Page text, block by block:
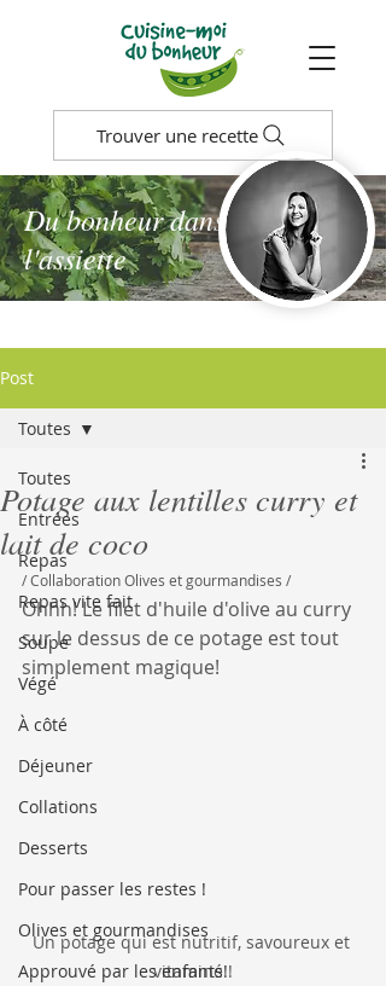
Trouver une recette
Du bonheur dans
l'assiette
Post
Toutes
Entrées
Repas
Repas vite fait
Soupe
Végé
À côté
Déjeuner
Collations
Desserts
Pour passer les restes !
Olives et gourmandises
Approuvé par les enfants!
Toutes
Potage aux lentilles curry et
lait de coco
/ Collaboration Olives et gourmandises /
Ohhh! Le filet d'huile d'olive au curry
sur le dessus de ce potage est tout
simplement magique!
Un potage qui est nutritif, savoureux et
vitaminé !